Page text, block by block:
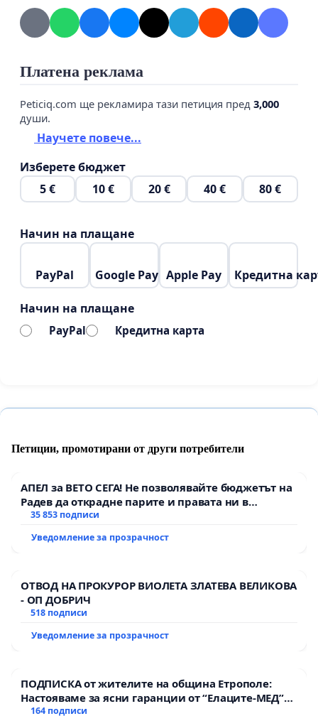
Платена реклама
Peticiq.com ще рекламира тази петиция пред 3,000
души.
Научете повече...
Изберете бюджет
5 €
10 € 20 € 40 € 80 €
Начин на плащане
PayPal Google Pay Apple Pay Кредитна
Начин на плащане
PayPal Кредитна карта
Петиции, промотирани от други потребители
АПЕЛ за ВЕТО СЕГА! Не позволявайте бюджетът на
Радев да открадне парите и правата ни в
тъмното
35 853 подписи
Уведомление за прозрачност
ОТВОД НА ПРОКУРОР ВИОЛЕТА ЗЛАТЕВА ВЕЛИКОВА
- ОП ДОБРИЧ
518 подписи
Уведомление за прозрачност
ПОДПИСКА от жителите на община Етрополе:
Настояваме за ясни гаранции от “Елаците-МЕД”
АД и от държавата, че ще се изпълнят всички
164 подписи